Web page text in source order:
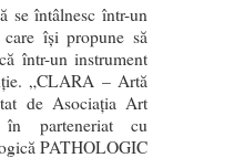
se întâlnesc într-un
își propune să
într-un instrument
„CLARA – Artă
de Asociația Art
parteneriat cu
PATHOLOGIC